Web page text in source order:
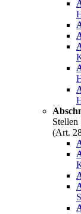
Stellen
(Art.